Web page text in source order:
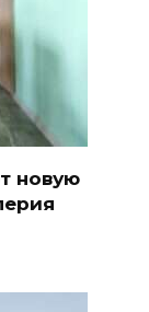
новую